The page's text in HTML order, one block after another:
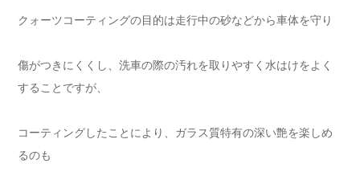
クォーツコーティングの目的は走行中の砂などから車体を守り
傷がつきにくくし、洗車の際の汚れを取りやすく水はけをよく
することですが、
コーティングしたことにより、ガラス質特有の深い艶を楽しめ
るのも